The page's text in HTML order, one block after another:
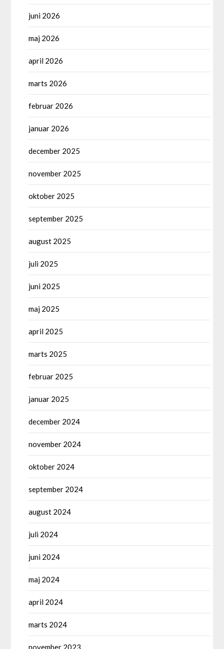
juni 2026
maj 2026
april 2026
marts 2026
februar 2026
januar 2026
december 2025
november 2025
oktober 2025
september 2025
august 2025
juli 2025
juni 2025
maj 2025
april 2025
marts 2025
februar 2025
januar 2025
december 2024
november 2024
oktober 2024
september 2024
august 2024
juli 2024
juni 2024
maj 2024
april 2024
marts 2024
november 2023